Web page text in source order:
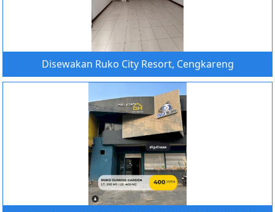
Disewakan Ruko City Resort, Cengkareng